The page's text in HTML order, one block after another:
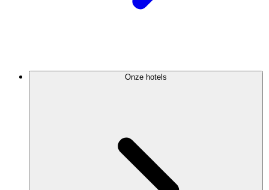
Onze hotels